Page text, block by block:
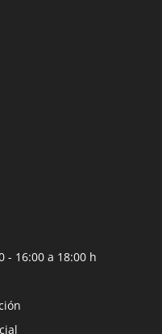
- 16:00 a 18:00 h